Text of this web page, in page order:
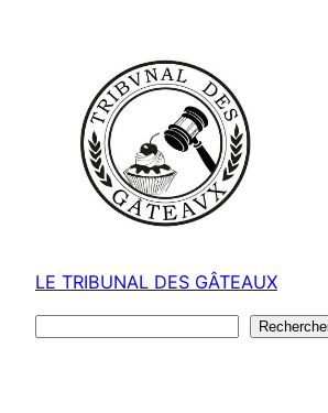
LE TRIBUNAL DES GÂTEAUX